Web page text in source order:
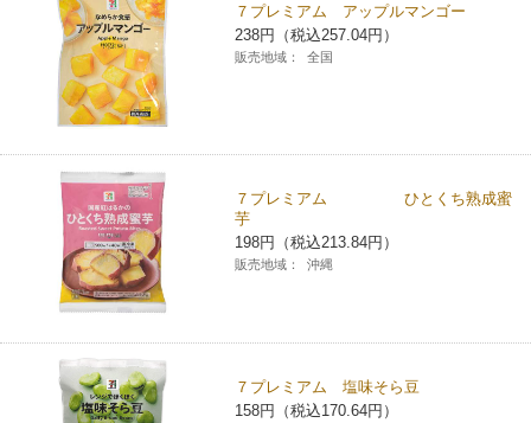
学び・教育
コインランドリー（店舗限定）
宅配ロッカー（店舗限定）
モバイルバッテリーシェアリング（店舗限定）
モバイルWi-Fiバッテリーシェアリング（店舗限定）
荷物預かりサービス「ecbocloakエクボクローク」（店舗限定）
パウダースペース ラブン（店舗限定）
セブン‐イレブンの「商品力」
セブン-イレブンの横顔
セブン-イレブンの歴史
７プレミアム アップルマンゴー
238円（税込257.04円）
販売地域： 全国
７プレミアム ひとくち熟成蜜
芋
198円（税込213.84円）
販売地域： 沖縄
７プレミアム 塩味そら豆
158円（税込170.64円）